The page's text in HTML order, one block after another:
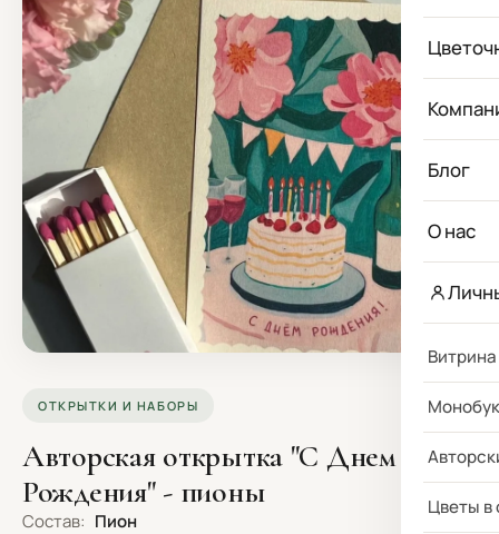
Блог
О нас
Цветы в
ОТКРЫТКИ И НАБОРЫ
Авторская открытка "С Днем
Рождения" - пионы
Состав: Пион